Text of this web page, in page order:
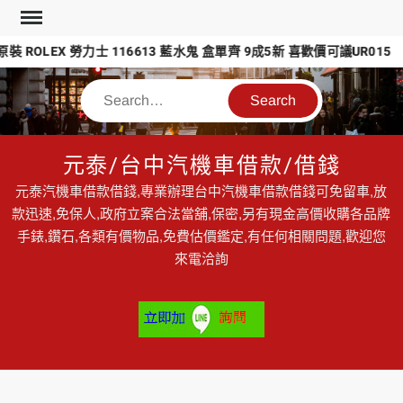
Skip
content
ROLEX 勞力士 116613 藍水鬼 盒單齊 9成5新 喜歡價可議UR015
Search
元泰/台中汽機車借款/借錢
元泰汽機車借款借錢,專業辦理台中汽機車借款借錢可免留車,放
款迅速,免保人,政府立案合法當舖,保密,另有現金高價收購各品牌
手錶,鑽石,各類有價物品,免費估價鑑定,有任何相關問題,歡迎您
來電洽詢